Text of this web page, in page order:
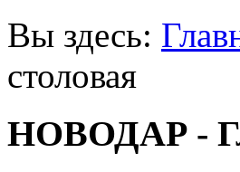
Вы здесь:
столовая
НОВОДАР -